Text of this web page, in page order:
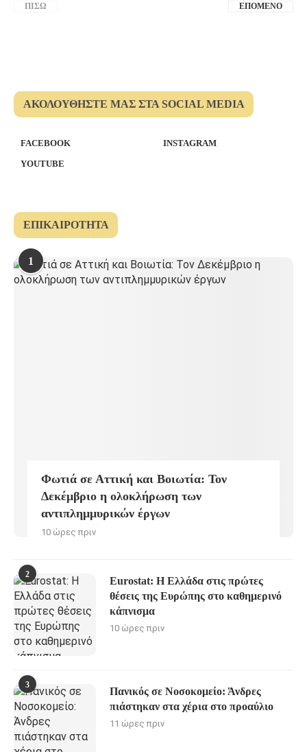
ΠΊΣΩ ΕΠΌΜΕΝΟ
ΑΚΟΛΟΥΘΉΣΤΕ ΜΑΣ ΣΤΑ SOCIAL MEDIA
FACEBOOK
INSTAGRAM
YOUTUBE
ΕΠΙΚΑΙΡΌΤΗΤΑ
1
Φωτιά σε Αττική και Βοιωτία: Τον
Δεκέμβριο η ολοκλήρωση των
αντιπλημμυρικών έργων
10 ώρες πριν
2
Eurostat: Η Ελλάδα στις πρώτες
θέσεις της Ευρώπης στο καθημερινό
κάπνισμα
10 ώρες πριν
3
Πανικός σε Νοσοκομείο: Άνδρες
πιάστηκαν στα χέρια στο προαύλιο
11 ώρες πριν